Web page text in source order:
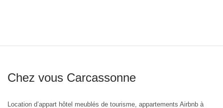
Chez vous Carcassonne
Location d’appart hôtel meublés de tourisme, appartements Airbnb à